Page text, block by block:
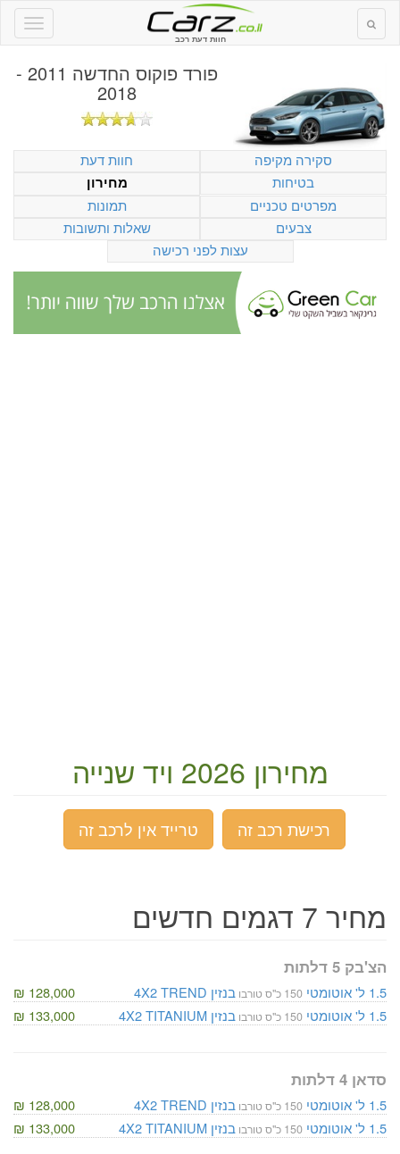
חוות דעת רכב
פורד פוקוס החדשה 2011 -
2018
סקירה מקיפה
חוות דעת
בטיחות
מחירון
מפרטים טכניים
תמונות
צבעים
שאלות ותשובות
עצות לפני רכישה
מחירון 2026 ויד שנייה
רכישת רכב זה טרייד אין לרכב זה
מחיר 7 דגמים חדשים
הצ'בק 5 דלתות
1.5 ל' אוטומטי 150 כ"ס טורבו בנזין 4X2TREND
128,000 ₪
1.5 ל'
אוטומטי 150 כ"ס טורבו בנזין 4X2TITANIUM
133,000 ₪
סדאן 4 דלתות
1.5 ל' אוטומטי 150 כ"ס טורבו בנזין 4X2TREND
128,000 ₪
1.5 ל'
אוטומטי 150 כ"ס טורבו בנזין 4X2TITANIUM
133,000 ₪